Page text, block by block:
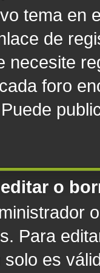
tema en
de
necesite
foro
o
Para
es